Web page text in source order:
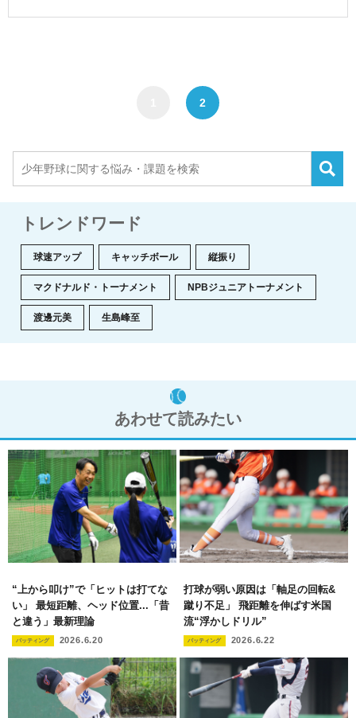
2
トレンドワード
球速アップ キャッチボール 縦振り
マクドナルド・トーナメント NPBジュニアトーナメント
渡邊元美 生島峰至
あわせて読みたい
“上から叩け”で「ヒットは打てな
い」 最短距離、ヘッド位置...「昔
と違う」最新理論
バッティング 2026.6.20
打球が弱い原因は「軸足の回転&
蹴り不足」 飛距離を伸ばす米国
流“浮かしドリル”
バッティング 2026.6.22